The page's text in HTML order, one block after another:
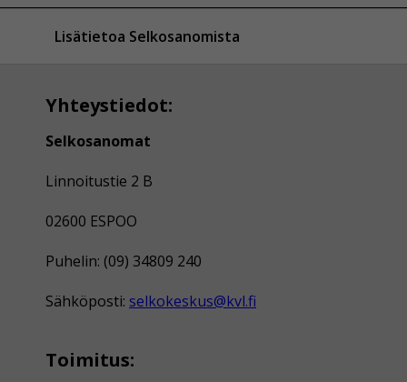
Lisätietoa Selkosanomista
Yhteystiedot:
Selkosanomat
Linnoitustie 2 B
02600 ESPOO
Puhelin: (09) 34809 240
Sähköposti: selkokeskus@kvl.fi
Toimitus: